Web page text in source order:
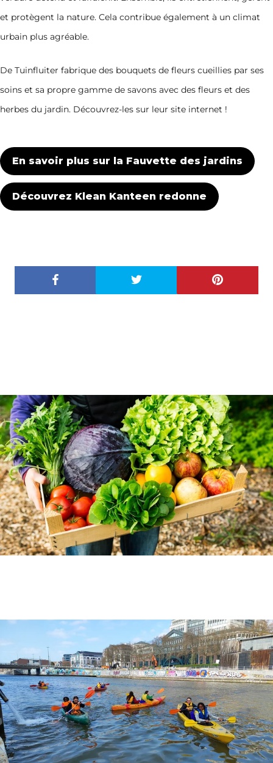
et protègent la nature. Cela contribue également à un climat
urbain plus agréable.
De Tuinfluiter fabrique des bouquets de fleurs cueillies par ses
soins et sa propre gamme de savons avec des fleurs et des
herbes du jardin. Découvrez-les sur leur site internet !
En savoir plus sur la Fauvette des jardins
Découvrez Klean Kanteen redonne